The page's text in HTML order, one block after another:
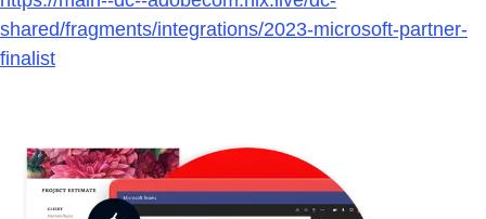
shared/fragments/integrations/2023-microsoft-partner-
finalist